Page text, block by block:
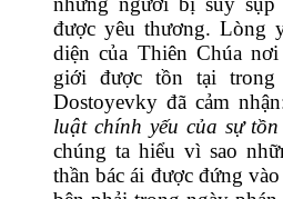
được yêu thương. Lòng
diện của Thiên Chúa
giới được tồn tại
Dostoyevky đã cảm
luật chính yếu của sự
chúng ta hiểu vì sao
thần bác ái được đứng